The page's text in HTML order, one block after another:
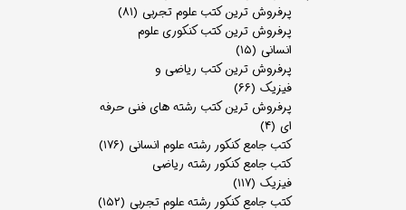
پرفروش ترین کتب علوم تجربی (۸۱)
پرفروش ترین کتب کنکوری علوم
انسانی (۱۵)
پرفروش ترین کتب ریاضی و
فیزیک (۶۶)
پرفروش ترین کتب رشته های فنی حرفه
ای (۴)
کتب جامع کنکور رشته علوم انسانی (۱۷۶)
کتب جامع کنکور رشته ریاضی
فیزیک (۱۱۷)
کتب جامع کنکور رشته علوم تجربی (۱۵۲)